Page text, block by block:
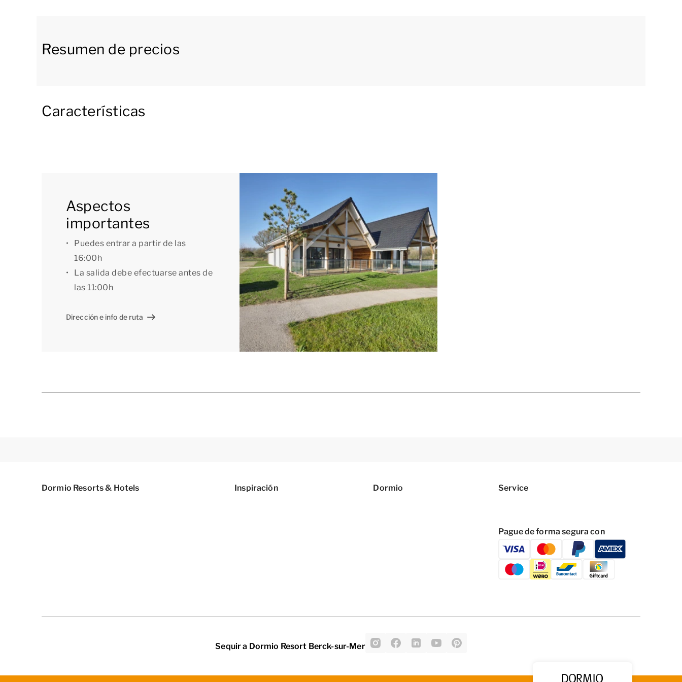
con ducha adaptada, aseo y lavabo. Esta distribución de la planta baja hace de esta vivienda una
opción ideal para los usuarios de silla de ruedas. En esa misma planta hay, además, un aseo
Además, dispone de un confortable baño con bañera, ducha, doble lavabo e inodoro y de un aseo
[i]La distribución de los alojamientos puede variar. Los planos y las imágenes dan una idea bastante
aproximada, pero están pensados solo con fines ilustrativos.[/i]
Resumen de precios
Características
Aspectos
importantes
Puedes entrar a partir de las
16:00h
La salida debe efectuarse antes de
las 11:00h
Dirección e info de ruta
Dormio Resorts & Hotels Inspiración Dormio Service
Pague de forma segura con
Sequir a Dormio Resort Berck-sur-Mer